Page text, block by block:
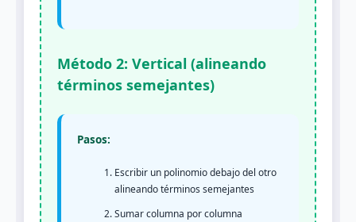
Método 2: Vertical (alineando
términos semejantes)
Pasos:
Escribir un polinomio debajo del otro
alineando términos semejantes
Sumar columna por columna